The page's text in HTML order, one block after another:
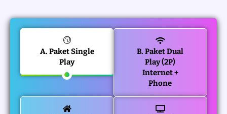
A. Paket Single
Play
B. Paket Dual
Play (2P)
Internet +
Phone